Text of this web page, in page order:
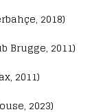
2018)
Brugge, 2011)
2011)
2023)